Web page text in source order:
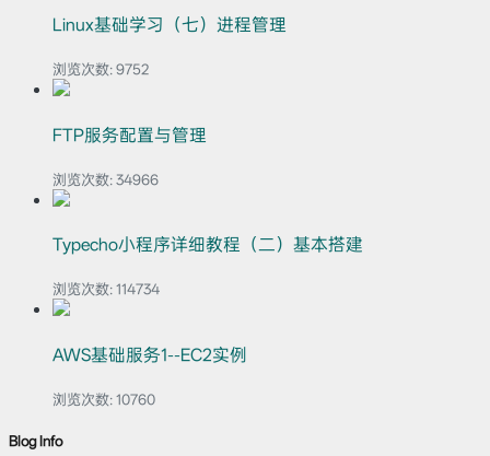
Linux基础学习（七）进程管理
浏览次数: 9752
FTP服务配置与管理
浏览次数: 34966
Typecho小程序详细教程（二）基本搭建
浏览次数: 114734
AWS基础服务1--EC2实例
浏览次数: 10760
Blog Info